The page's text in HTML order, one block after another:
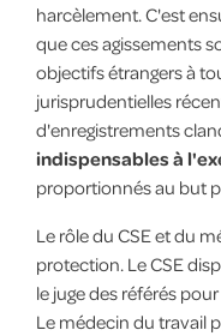
harcèlement. C'est
que ces agissements
objectifs étrangers à
jurisprudentielles
d'enregistrements
indispensables à
proportionnés au but
Le rôle du CSE et du
protection. Le CSE
le juge des référés
Le médecin du travail